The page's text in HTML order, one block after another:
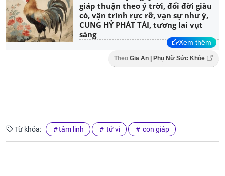
giáp thuận theo ý trời, đổi đời giàu
có, vận trình rực rỡ, vạn sự như ý,
CUNG HỶ PHÁT TÀI, tương lai vụt
sáng
Xem thêm
Theo Gia An | Phụ Nữ Sức Khỏe
Từ khóa: tâm linh tử vi con giáp